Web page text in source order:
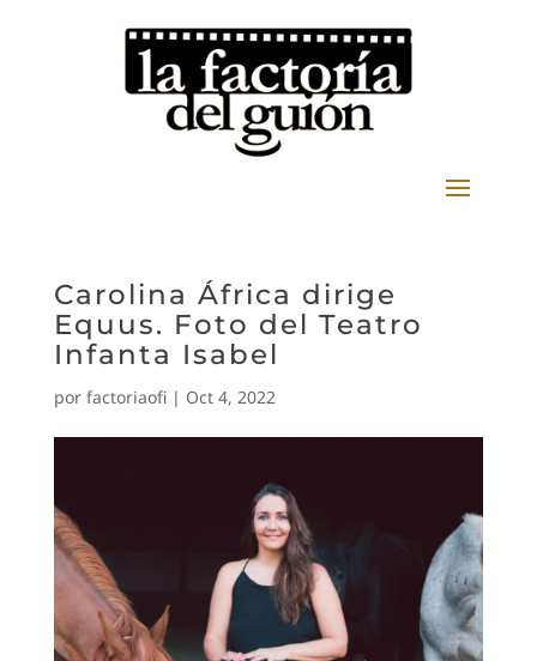
Carolina África dirige
Equus. Foto del Teatro
Infanta Isabel
por factoriaofi| Oct 4, 2022